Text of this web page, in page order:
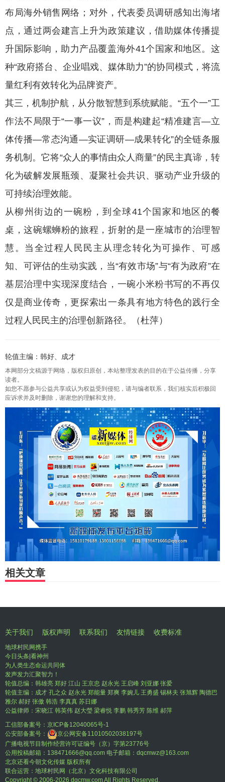
布局海外销售网络；对外，代表委员调研感知出海堵
点，通过两会建言上升为政策建议，借助媒体传播提
升国际影响，助力产品覆盖海外41个国家和地区。这
种“政府搭台、企业唱戏、媒体助力”的协同模式，将流
量红利有效转化为品牌资产。
其三，机制护航，从分散智慧到系统赋能。“五个一”工
作法不局限于“一事一议”，而是构建起“精准建言—立
体传播—常态沟通—实证调研—成果转化”的全链条服
务机制。它将“众人的事情由众人商量”的民主真谛，转
化为破解发展瓶颈、凝聚社会共识、驱动产业升级的
可持续治理效能。
从柳州街边的一碗粉，到全球41个国家和地区的餐
桌，这碗螺蛳粉的旅程，折射的是一座城市的治理智
慧。当全过程人民民主从理念转化为可操作、可感
知、可评估的生动实践，当“有效市场”与“有为政府”在
基层治理中实现深度结合，一碗小米粉书写的不再仅
仅是商业传奇，更探索出一条具有地方特色的践行全
过程人民民主的治理创新路径。（杜萍）
轮值主编：韩好、成才
本网部分文稿源于网络，版权归原创，本站整理发表的目的在于公益传播，分享
读者。
如您不愿参与公益共享或认为权益受到侵犯，请与编者联系，我们核实后积极回
应诉求并及时删除，谢谢您的理解和支持。
相关文章
关于我们 版权声明 联系我们 友情链接 收费标准
地球村民网携手
今日头条|看神州
为人类生态命运共同体
发声发力汇聚智力！
轮值总编：韩雄亮 郑好 江山 王京忠 赵永光 王启峰 刘亚娜 张爱
轮值主编：成才 孔之众 赵永光 郑能量 郑爽 李婉儿 王勇盛 锡林夫 张旭辉 陶德巴
雅尔 郝好 张傲 韩浩 李真真 苏日娜
公益律师：宋晓江 韩英伟 赵大瑩 梁睿悦 李鹏 韩秀芳 陈维 郝萍
工信部备案号： 京ICP备12040065号-1
公安部备案号：
京公网安备11010502038197号
广播电视节目制作经营许可证编号（京）字第23776号
公用投稿邮箱：138471666@qq.com 电子邮箱：dqcmwz@163.com
北京还看今朝文化传媒 版权所有
联合运营：地球村民网（北京）文化科技有限公司
Copyright © 2006-2026 dqcmw.com All Rights Reserved.